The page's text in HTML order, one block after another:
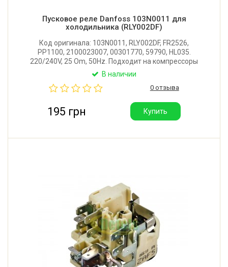
Пусковое реле Danfoss 103N0011 для
холодильника (RLY002DF)
Код оригинала: 103N0011, RLY002DF, FR2526,
PP1100, 2100023007, 00301770, 59790, HL035.
220/240V, 25 Om, 50Hz. Подходит на компрессоры
Danfoss серии TL, NL, FR, SC, PL, TLX, Secop, Liebherr
103N0021 отсутствием контакта S.
В наличии
0 отзыва
195 грн Купить